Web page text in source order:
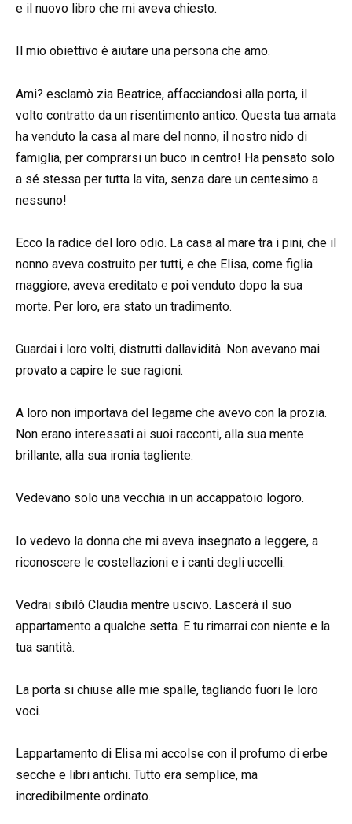
e il nuovo libro che mi aveva chiesto.
Il mio obiettivo è aiutare una persona che amo.
Ami? esclamò zia Beatrice, affacciandosi alla porta, il
volto contratto da un risentimento antico. Questa tua amata
ha venduto la casa al mare del nonno, il nostro nido di
famiglia, per comprarsi un buco in centro! Ha pensato solo
a sé stessa per tutta la vita, senza dare un centesimo a
nessuno!
Ecco la radice del loro odio. La casa al mare tra i pini, che il
nonno aveva costruito per tutti, e che Elisa, come figlia
maggiore, aveva ereditato e poi venduto dopo la sua
morte. Per loro, era stato un tradimento.
Guardai i loro volti, distrutti dallavidità. Non avevano mai
provato a capire le sue ragioni.
A loro non importava del legame che avevo con la prozia.
Non erano interessati ai suoi racconti, alla sua mente
brillante, alla sua ironia tagliente.
Vedevano solo una vecchia in un accappatoio logoro.
Io vedevo la donna che mi aveva insegnato a leggere, a
riconoscere le costellazioni e i canti degli uccelli.
Vedrai sibilò Claudia mentre uscivo. Lascerà il suo
appartamento a qualche setta. E tu rimarrai con niente e la
tua santità.
La porta si chiuse alle mie spalle, tagliando fuori le loro
voci.
Lappartamento di Elisa mi accolse con il profumo di erbe
secche e libri antichi. Tutto era semplice, ma
incredibilmente ordinato.